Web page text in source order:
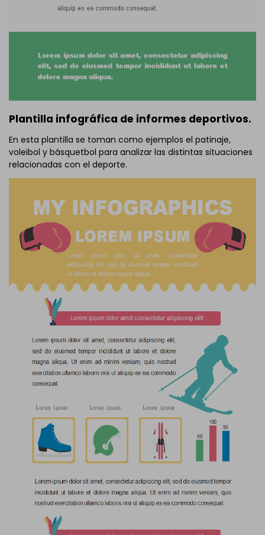
Plantilla infográfica de informes deportivos.
En esta plantilla se toman como ejemplos el patinaje,
voleibol y básquetbol para analizar las distintas situaciones
relacionadas con el deporte.